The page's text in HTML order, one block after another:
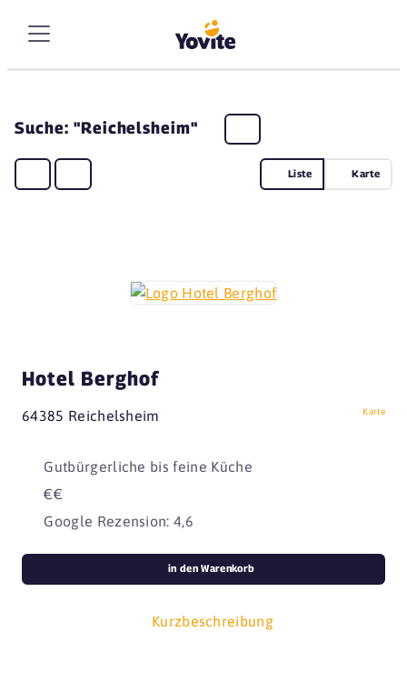
Suche: "Reichelsheim"
Liste Karte
Hotel Berghof
64385 Reichelsheim Karte
Gutbürgerliche bis feine Küche
€€
Google Rezension: 4,6
Kurzbeschreibung
in den Warenkorb